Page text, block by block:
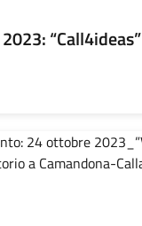
“Call4ideas”